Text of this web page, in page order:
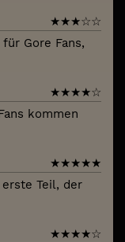
★★★☆☆
Gore Fans,
★★★★☆
kommen
★★★★★
Teil, der
★★★★☆